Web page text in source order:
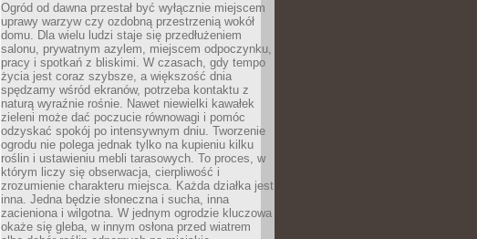
Ogród od dawna przestał być wyłącznie miejscem
uprawy warzyw czy ozdobną przestrzenią wokół
domu. Dla wielu ludzi staje się przedłużeniem
salonu, prywatnym azylem, miejscem odpoczynku,
pracy i spotkań z bliskimi. W czasach, gdy tempo
życia jest coraz szybsze, a większość dnia
spędzamy wśród ekranów, potrzeba kontaktu z
naturą wyraźnie rośnie. Nawet niewielki kawałek
zieleni może dać poczucie równowagi i pomóc
odzyskać spokój po intensywnym dniu. Tworzenie
ogrodu nie polega jednak tylko na kupieniu kilku
roślin i ustawieniu mebli tarasowych. To proces, w
którym liczy się obserwacja, cierpliwość i
zrozumienie charakteru miejsca. Każda działka jest
inna. Jedna będzie słoneczna i sucha, inna
zacieniona i wilgotna. W jednym ogrodzie kluczowa
okaże się gleba, w innym osłona przed wiatrem